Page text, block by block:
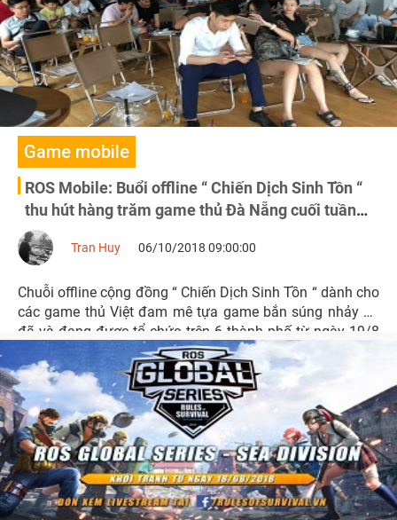
Game mobile
ROS Mobile: Buổi offline “ Chiến Dịch Sinh Tồn “
thu hút hàng trăm game thủ Đà Nẵng cuối tuần
qua
Tran Huy 06/10/2018 09:00:00
Chuỗi offline cộng đồng “ Chiến Dịch Sinh Tồn “ dành cho
các game thủ Việt đam mê tựa game bắn súng nhảy dù
đã và đang được tổ chức trên 6 thành phố từ ngày 19/8